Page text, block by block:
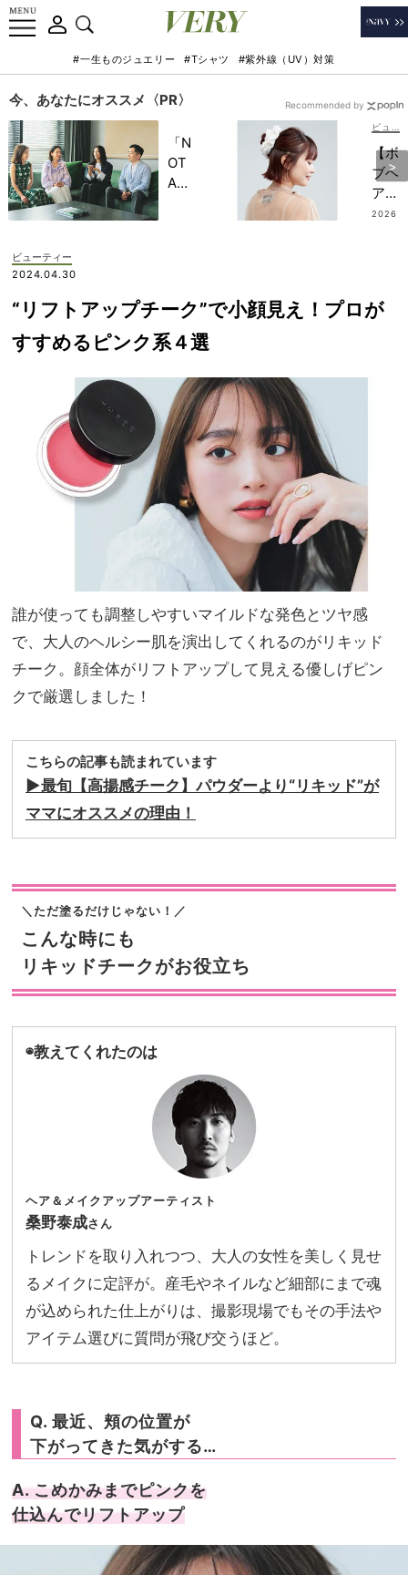
#一生ものジュエリー #Tシャツ #紫外線（UV）対策
今、あなたにオススメ〈PR〉
「N
OT
A
記憶
に一
生残
【極
上の
家族
旅】
を
【ボ
ブヘ
ア】
大人
ッグ
2026
Recommended by
ビューティー
2024.04.30
“リフトアップチーク”で小顔見え！プロが
すすめるピンク系４選
誰が使っても調整しやすいマイルドな発色とツヤ感
で、大人のヘルシー肌を演出してくれるのがリキッド
チーク。顔全体がリフトアップして見える優しげピン
クで厳選しました！
こちらの記事も読まれています
▶︎最旬【高揚感チーク】パウダーより“リキッド”が
ママにオススメの理由！
＼ただ塗るだけじゃない！／
こんな時にも
リキッドチークがお役立ち
◉教えてくれたのは
ヘア＆メイクアップアーティスト
桑野泰成さん
トレンドを取り入れつつ、大人の女性を美しく見せ
るメイクに定評が。産毛やネイルなど細部にまで魂
が込められた仕上がりは、撮影現場でもその手法や
アイテム選びに質問が飛び交うほど。
Q. 最近、頬の位置が
下がってきた気がする…
A. こめかみまでピンクを
仕込んでリフトアップ